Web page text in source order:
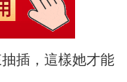
插，這樣她才能